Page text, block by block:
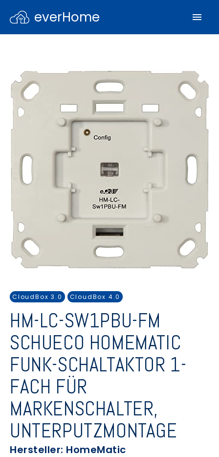
everHome
CloudBox 3.0 CloudBox 4.0
HM-LC-SW1PBU-FM
SCHUECO HOMEMATIC
FUNK-SCHALTAKTOR 1-
FACH FÜR
MARKENSCHALTER,
UNTERPUTZMONTAGE
Hersteller: HomeMatic